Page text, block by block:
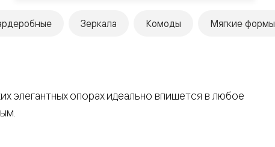
Зеркала Комоды Мягкие формы
элегантных опорах идеально впишется в любое